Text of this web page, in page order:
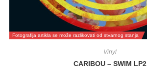
Fotografija artikla se može razlikovati od stvarnog stanja
Vinyl
CARIBOU – SWIM LP2